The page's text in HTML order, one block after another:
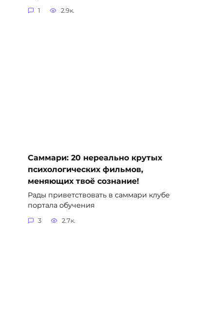
1 2.9к.
Саммари: 20 нереально крутых
психологических фильмов,
меняющих твоё сознание!
Рады приветствовать в саммари клубе
портала обучения
3 2.7к.